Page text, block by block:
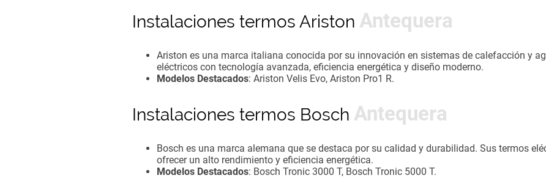
Instalaciones termos Ariston Antequera
Ariston es una marca italiana conocida por su innovación en sistemas de calefacción y
eléctricos con tecnología avanzada, eficiencia energética y diseño moderno.
Modelos Destacados: Ariston Velis Evo, Ariston Pro1 R.
Instalaciones termos Bosch Antequera
Bosch es una marca alemana que se destaca por su calidad y durabilidad. Sus termos
ofrecer un alto rendimiento y eficiencia energética.
Modelos Destacados: Bosch Tronic 3000 T, Bosch Tronic 5000 T.